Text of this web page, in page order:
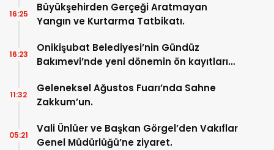
Büyükşehirden Gerçeği Aratmayan
Yangın ve Kurtarma Tatbikatı.
16:25
Onikişubat Belediyesi’nin Gündüz
Bakımevi’nde yeni dönemin ön kayıtları
16:23
Geleneksel Ağustos Fuarı’nda Sahne
Zakkum’un.
11:32
Vali Ünlüer ve Başkan Görgel’den Vakıflar
Genel Müdürlüğü’ne ziyaret.
05:21